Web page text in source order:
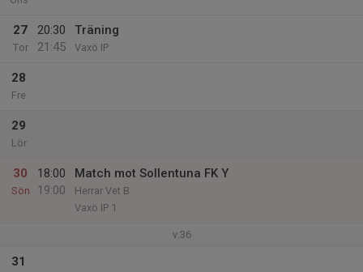
27
Tor
20:30
21:45
Träning
Vaxö IP
28
Fre
29
Lör
30
Sön
18:00
19:00
Match mot Sollentuna FK Y
Herrar Vet B
Vaxö IP 1
v.36
31